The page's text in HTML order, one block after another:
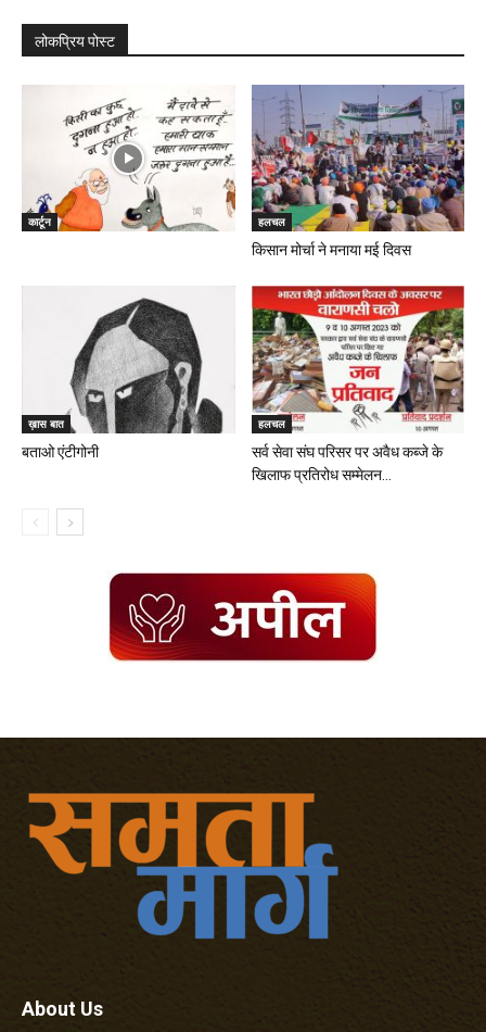
लोकप्रिय पोस्ट
कार्टून हलचल
किसान मोर्चा ने मनाया मई दिवस
ख़ास बात
बताओ एंटीगोनी
हलचल
सर्व सेवा संघ परिसर पर अवैध कब्जे के
खिलाफ प्रतिरोध सम्मेलन...
About Us